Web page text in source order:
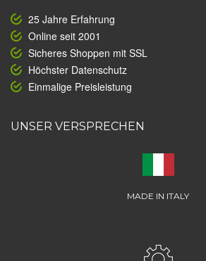
25 Jahre Erfahrung
Online seit 2001
Sicheres Shoppen mit SSL
Höchster Datenschutz
Einmalige Preisleistung
UNSER VERSPRECHEN
MADE IN ITALY